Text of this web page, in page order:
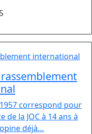
correspond pour
de la JOC à 14 ans à
déjà…